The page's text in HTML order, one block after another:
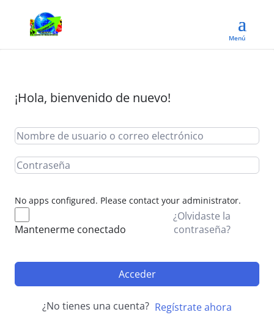
¡Hola, bienvenido de nuevo!
No apps configured. Please contact your administrator.
Mantenerme conectado
¿Olvidaste la
contraseña?
Acceder
¿No tienes una cuenta? Regístrate ahora